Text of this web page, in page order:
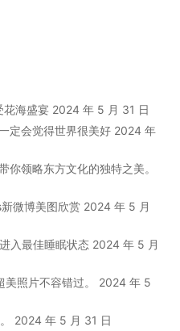
花海盛宴 2024 年 5 月 31 日
定会觉得世界很美好 2024 年
你领略东方文化的独特之美。
微博美图欣赏 2024 年 5 月
入最佳睡眠状态 2024 年 5 月
照片不容错过。
2024 年 5
2024 年 5 月 31 日